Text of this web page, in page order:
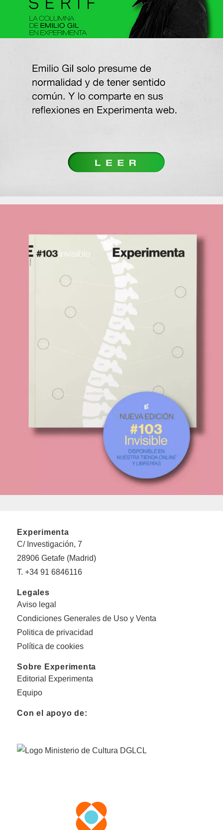
Experimenta
C/ Investigación, 7
28906 Getafe (Madrid)
T. +34 91 6846116
Legales
Aviso legal
Condiciones Generales de Uso y Venta
Politica de privacidad
Política de cookies
Sobre Experimenta
Editorial Experimenta
Equipo
Con el apoyo de: